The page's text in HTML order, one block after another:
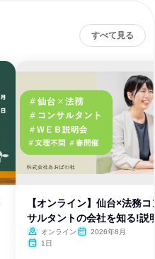
すべて見る
【オンライン】仙台×法務コ
サルタントの会社を知る!説
オンライン
2026年8月
1日